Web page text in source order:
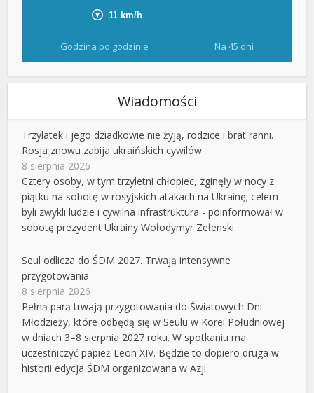
Godzina po godzinie Na 45 dni
Wiadomości
Trzylatek i jego dziadkowie nie żyją, rodzice i brat ranni.
Rosja znowu zabija ukraińskich cywilów
8 sierpnia 2026
Cztery osoby, w tym trzyletni chłopiec, zginęły w nocy z
piątku na sobotę w rosyjskich atakach na Ukrainę; celem
byli zwykli ludzie i cywilna infrastruktura - poinformował w
sobotę prezydent Ukrainy Wołodymyr Zełenski.
Seul odlicza do ŚDM 2027. Trwają intensywne
przygotowania
8 sierpnia 2026
Pełną parą trwają przygotowania do Światowych Dni
Młodzieży, które odbędą się w Seulu w Korei Południowej
w dniach 3–8 sierpnia 2027 roku. W spotkaniu ma
uczestniczyć papież Leon XIV. Będzie to dopiero druga w
historii edycja ŚDM organizowana w Azji.